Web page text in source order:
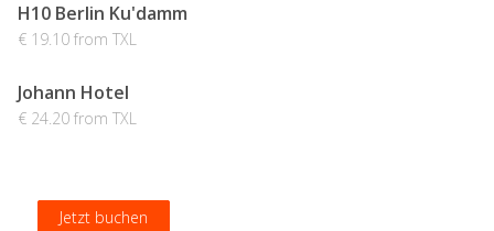
Jetzt buchen
Jetzt buchen
H10 Berlin Ku'damm
€ 19.10 from TXL
Jetzt buchen
Johann Hotel
€ 24.20 from TXL
Jetzt buchen